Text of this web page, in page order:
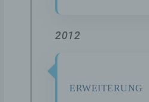
2012
ERWEITERUNG
Stefan Freudenfeld,
17179 Altkalen
Deutschland
039973759804